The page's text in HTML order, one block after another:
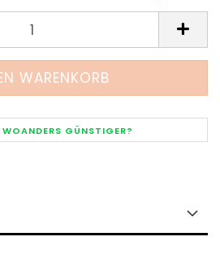
WOANDERS GÜNSTIGER?